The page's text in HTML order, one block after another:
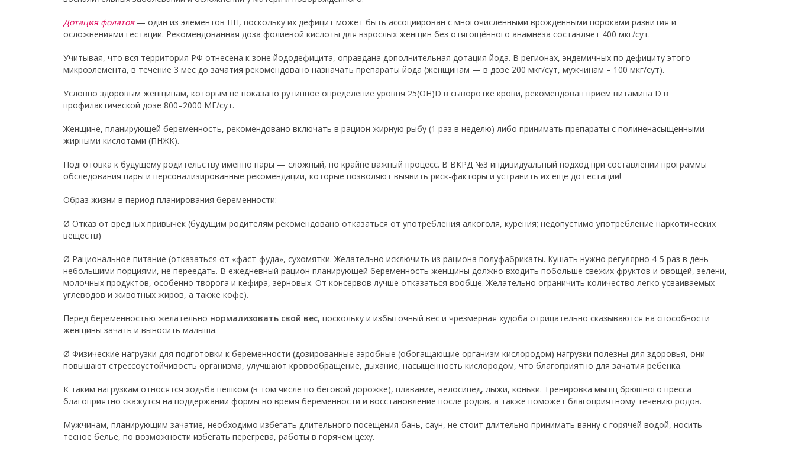
Дотация фолатов— один из элементов ПП, поскольку их дефицит может быть ассоциирован с многочисленными врождёнными пороками развития и
осложнениями гестации. Рекомендованная доза фолиевой кислоты для взрослых женщин без отягощённого анамнеза составляет 400 мкг/сут.
Учитывая, что вся территория РФ отнесена к зоне йододефицита, оправдана дополнительная дотация йода. В регионах, эндемичных по дефициту этого
микроэлемента, в течение 3 мес до зачатия рекомендовано назначать препараты йода (женщинам — в дозе 200 мкг/сут, мужчинам – 100 мкг/сут).
Условно здоровым женщинам, которым не показано рутинное определение уровня 25(ОН)D в сыворотке крови, рекомендован приём витамина D в
профилактической дозе 800–2000 МЕ/сут.
Женщине, планирующей беременность, рекомендовано включать в рацион жирную рыбу (1 раз в неделю) либо принимать препараты с полиненасыщенными
жирными кислотами (ПНЖК).
Подготовка к будущему родительству именно пары — сложный, но крайне важный процесс. В ВКРД №3 индивидуальный подход при составлении программы
обследования пары и персонализированные рекомендации, которые позволяют выявить риск-факторы и устранить их еще до гестации!
Образ жизни в период планирования беременности:
Ø Отказ от вредных привычек (будущим родителям рекомендовано отказаться от употребления алкоголя, курения; недопустимо употребление наркотических
веществ)
Ø Рациональное питание (отказаться от «фаст-фуда», сухомятки. Желательно исключить из рациона полуфабрикаты. Кушать нужно регулярно 4-5 раз в день
небольшими порциями, не переедать. В ежедневный рацион планирующей беременность женщины должно входить побольше свежих фруктов и овощей, зелени,
молочных продуктов, особенно творога и кефира, зерновых. От консервов лучше отказаться вообще. Желательно ограничить количество легко усваиваемых
углеводов и животных жиров, а также кофе).
Перед беременностью желательно нормализовать свой вес, поскольку и избыточный вес и чрезмерная худоба отрицательно сказываются на способности
женщины зачать и выносить малыша.
Ø Физические нагрузки для подготовки к беременности (дозированные аэробные (обогащающие организм кислородом) нагрузки полезны для здоровья, они
повышают стрессоустойчивость организма, улучшают кровообращение, дыхание, насыщенность кислородом, что благоприятно для зачатия ребенка.
К таким нагрузкам относятся ходьба пешком (в том числе по беговой дорожке), плавание, велосипед, лыжи, коньки. Тренировка мышц брюшного пресса
благоприятно скажутся на поддержании формы во время беременности и восстановление после родов, а также поможет благоприятному течению родов.
Мужчинам, планирующим зачатие, необходимо избегать длительного посещения бань, саун, не стоит длительно принимать ванну с горячей водой, носить
тесное белье, по возможности избегать перегрева, работы в горячем цеху.